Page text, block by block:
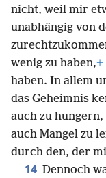
nicht, weil mir
unabhängig von
wenig zu haben,+
haben. In allem
das Geheimnis
auch zu
auch Mangel zu
durch den, der
14 Dennoch